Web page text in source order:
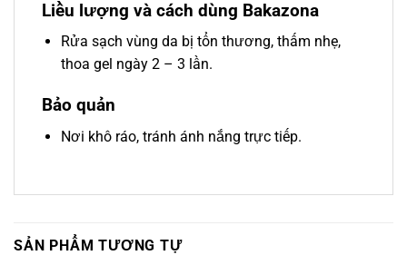
Liều lượng và cách dùng Bakazona
Rửa sạch vùng da bị tổn thương, thấm nhẹ,
thoa gel ngày 2 – 3 lần.
Bảo quản
Nơi khô ráo, tránh ánh nắng trực tiếp.
SẢN PHẨM TƯƠNG TỰ